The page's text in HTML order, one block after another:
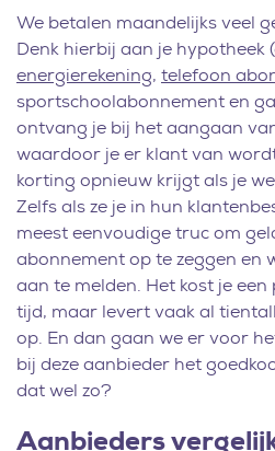
We betalen maandelijks veel
Denk hierbij aan je hypotheek
energierekening, telefoon
sportschoolabonnement en
ontvang je bij het aangaan
waardoor je er klant van
korting opnieuw krijgt als je
Zelfs als ze je in hun
meest eenvoudige truc om
abonnement op te zeggen en
aan te melden. Het kost je
tijd, maar levert vaak al
op. En dan gaan we er voor
bij deze aanbieder het
dat wel zo?
Aanbieders